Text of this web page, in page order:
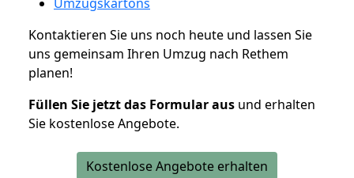
Kontaktieren Sie uns noch heute und lassen Sie
uns gemeinsam Ihren Umzug nach Rethem
planen!
Füllen Sie jetzt das Formular aus und erhalten
Sie kostenlose Angebote.
Kostenlose Angebote erhalten